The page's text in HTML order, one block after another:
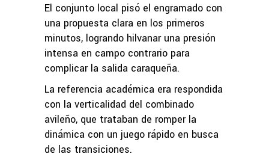
El conjunto local pisó el engramado con
una propuesta clara en los primeros
minutos, logrando hilvanar una presión
intensa en campo contrario para
complicar la salida caraqueña.
La referencia académica era respondida
con la verticalidad del combinado
avileño, que trataban de romper la
dinámica con un juego rápido en busca
de las transiciones.